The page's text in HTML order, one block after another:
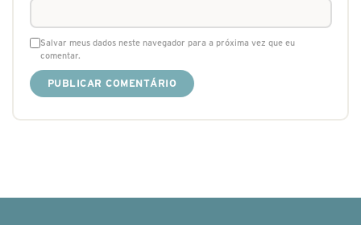
Salvar meus dados neste navegador para a próxima vez que eu
comentar.